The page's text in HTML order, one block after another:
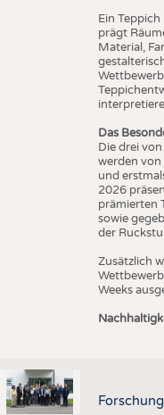
Ein
prägt
Material,
Das
Die drei
werden
und
2026
prämierten
sowie
der
Zusätzlich
Weeks